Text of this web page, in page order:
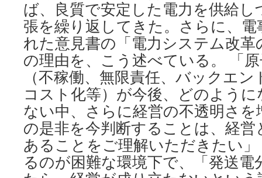
ば、良質で安定した電力を供給
張を繰り返してきた。さらに、
れた意見書の「電力システム改
の理由を、こう述べている。 「
（不稼働、無限責任、バックエ
コスト化等）が今後、どのよう
ない中、さらに経営の不透明さ
の是非を今判断することは、経
あることをご理解いただきたい
るのが困難な環境下で、「発送